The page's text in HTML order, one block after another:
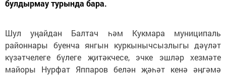
булдырмау турында бара.
Шул уңайдан Балтач һәм Кукмара муниципаль
районнары буенча янгын куркынычсызлыгы дәүләт
күзәтчелеге бүлеге җитәкчесе, эчке эшләр хезмәте
майоры Нурфат Яппаров белән җәһәт кенә әӊгәмә